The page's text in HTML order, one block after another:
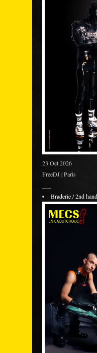
23 Oct 2026
FreeDJ | Paris
Braderie / 2nd